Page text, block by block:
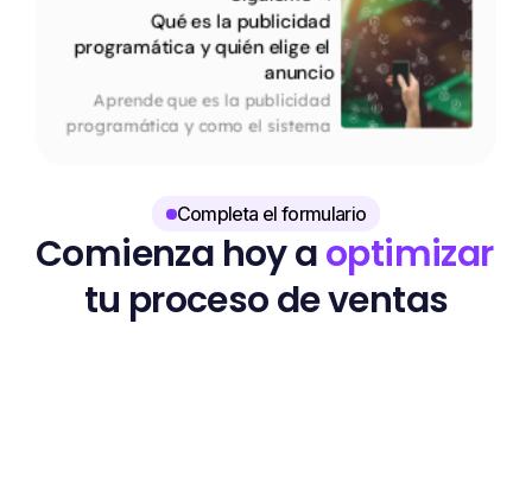
Qué es la publicidad
programática y quién elige el
anuncio
Aprende que es la publicidad
programática y como el sistema
Completa el formulario
Comienza hoy a optimizar
tu proceso de ventas